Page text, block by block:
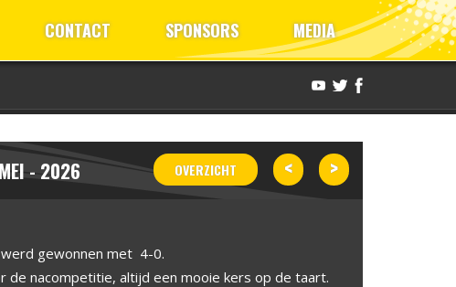
CONTACT SPONSORS MEDIA
- 2026 OVERZICHT < >
gewonnen met 4-0.
de nacompetitie, altijd een mooie kers op de taart.